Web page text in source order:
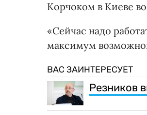
Корчоком в Киеве
«Сейчас надо
максимум
ВАС ЗАИНТЕРЕСУЕТ
Резников